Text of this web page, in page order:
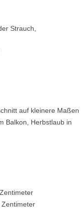
Strauch,
auf kleinere Maßen
Balkon, Herbstlaub in